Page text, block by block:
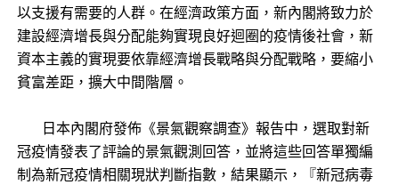
以支援有需要的人群。在經濟政策方面，新內閣將致力於
建設經濟增長與分配能夠實現良好迴圈的疫情後社會，新
資本主義的實現要依靠經濟增長戰略與分配戰略，要縮小
貧富差距，擴大中間階層。
日本內閣府發佈《景氣觀察調查》報告中，選取對新
冠疫情發表了評論的景氣觀測回答，並將這些回答單獨編
制為新冠疫情相關現狀判斷指數，結果顯示，『新冠病毒